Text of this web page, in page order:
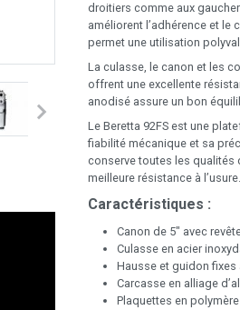
droitiers comme aux
améliorent l’adhérence et le
permet une utilisation
La culasse, le canon et les
offrent une excellente
anodisé assure un bon
Le Beretta 92FS est une
fiabilité mécanique et sa
conserve toutes les qualités
meilleure résistance à l’usure.
Caractéristiques :
Canon de 5" avec
Culasse en acier
Hausse et guidon
Carcasse en alliage
Plaquettes en